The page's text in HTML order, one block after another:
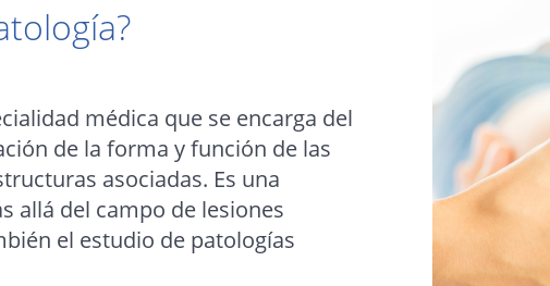
médica que se encarga del
de la forma y función de las
asociadas. Es una
allá del campo de lesiones
el estudio de patologías